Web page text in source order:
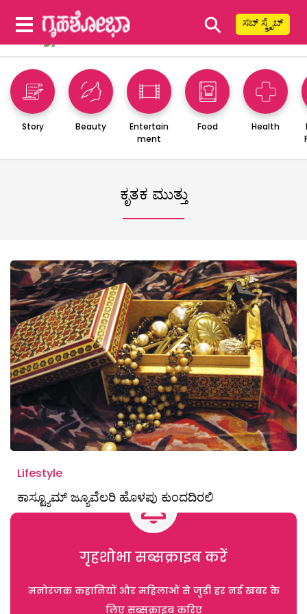
⚲ ಸಬ್ ಸ್ಕ್ರೈಬ್
Story Beauty
Entertain
ment
Food Health
ಕೃತಕ ಮುತ್ತು
Lifestyle
ಕಾಸ್ಟ್ಯೂಮ್ ಜ್ಯೂವೆಲರಿ ಹೊಳಪು ಕುಂದದಿರಲಿ
गृहशोभा सब्सक्राइब करें
मनोरंजक कहानियों और महिलाओं से जुड़ी हर नई खबर के
लिए सब्सक्राइब करिए